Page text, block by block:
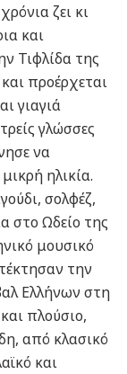
ζει κι
και
Τιφλίδα της
προέρχεται
γιαγιά
γλώσσες
να
ηλικία.
σολφέζ,
στο Ωδείο της
μουσικό
την
Ελλήνων στη
πλούσιο,
από κλασικό
και